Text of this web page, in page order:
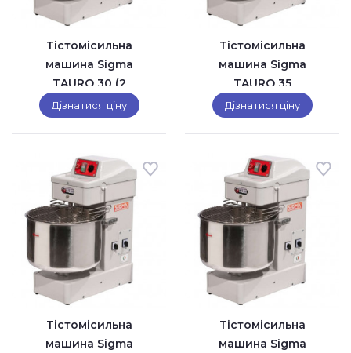
Тістомісильна
машина Sigma
TAURO 30 (2
швидкості)
Дізнатися ціну
Тістомісильна
машина Sigma
TAURO 35
Дізнатися ціну
Тістомісильна
машина Sigma
Тістомісильна
машина Sigma